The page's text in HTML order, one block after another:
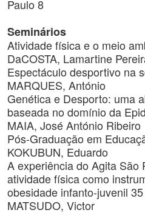
Paulo 8
Seminários
Atividade física e o meio
DaCOSTA, Lamartine
Espectáculo desportivo na
MARQUES, António
Genética e Desporto: uma
baseada no domínio da
MAIA, José António Ribeiro
Pós-Graduação em
KOKUBUN, Eduardo
A experiência do Agita São
atividade física como
obesidade infanto-juvenil 35
MATSUDO, Victor